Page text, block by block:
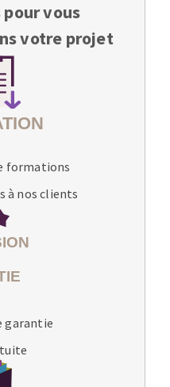
pour vous
votre projet
formations
à nos clients
garantie